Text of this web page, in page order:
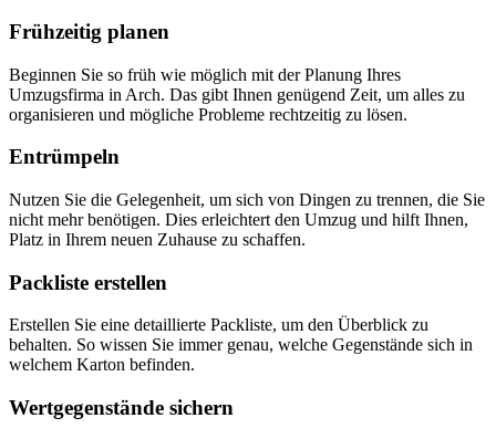
Frühzeitig planen
Beginnen Sie so früh wie möglich mit der Planung Ihres
Umzugsfirma in Arch. Das gibt Ihnen genügend Zeit, um alles zu
organisieren und mögliche Probleme rechtzeitig zu lösen.
Entrümpeln
Nutzen Sie die Gelegenheit, um sich von Dingen zu trennen, die Sie
nicht mehr benötigen. Dies erleichtert den Umzug und hilft Ihnen,
Platz in Ihrem neuen Zuhause zu schaffen.
Packliste erstellen
Erstellen Sie eine detaillierte Packliste, um den Überblick zu
behalten. So wissen Sie immer genau, welche Gegenstände sich in
welchem Karton befinden.
Wertgegenstände sichern